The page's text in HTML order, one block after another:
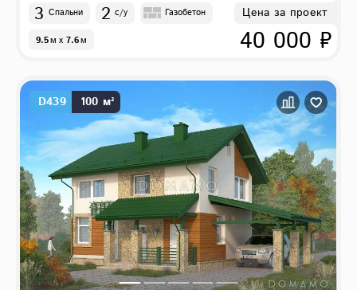
3 Спальни 2 с/у Газобетон
9.5м x 7.6м
Цена за проект
40 000 ₽
D439 100 м²